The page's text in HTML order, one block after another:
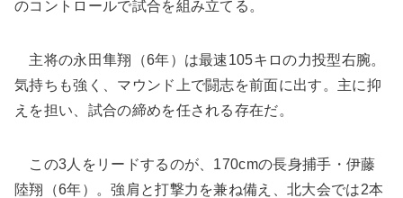
のコントロールで試合を組み立てる。
主将の永田隼翔（6年）は最速105キロの力投型右腕。
気持ちも強く、マウンド上で闘志を前面に出す。主に抑
えを担い、試合の締めを任される存在だ。
この3人をリードするのが、170cmの長身捕手・伊藤
陸翔（6年）。強肩と打撃力を兼ね備え、北大会では2本